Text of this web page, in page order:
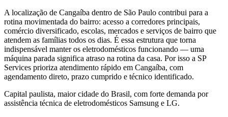
A localização de Cangaíba dentro de São Paulo contribui para a
rotina movimentada do bairro: acesso a corredores principais,
comércio diversificado, escolas, mercados e serviços de bairro que
atendem as famílias todos os dias. É essa estrutura que torna
indispensável manter os eletrodomésticos funcionando — uma
máquina parada significa atraso na rotina da casa. Por isso a SP
Services prioriza atendimento rápido em Cangaíba, com
agendamento direto, prazo cumprido e técnico identificado.
Capital paulista, maior cidade do Brasil, com forte demanda por
assistência técnica de eletrodomésticos Samsung e LG.